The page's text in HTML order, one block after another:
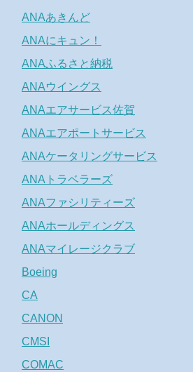
ANAあきんど
ANAにキュン！
ANAふるさと納税
ANAウイングス
ANAエアサービス佐賀
ANAエアポートサービス
ANAケータリングサービス
ANAトラベラーズ
ANAファシリティーズ
ANAホールディングス
ANAマイレージクラブ
Boeing
CA
CANON
CMSI
COMAC